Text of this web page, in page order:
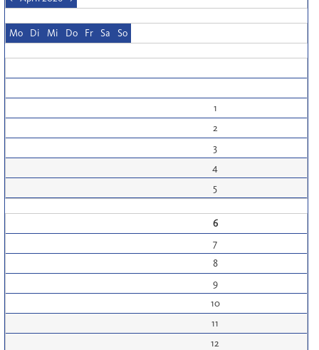
Mo Di Mi Do Fr Sa So
1
2
3
4
5
6
7
8
9
10
11
12